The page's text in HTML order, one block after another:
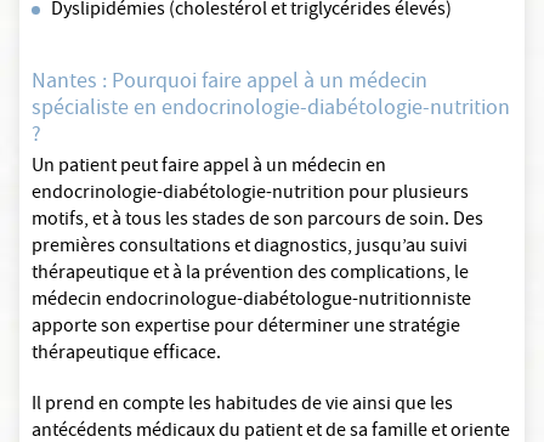
Dyslipidémies (cholestérol et triglycérides élevés)
Nantes : Pourquoi faire appel à un médecin
spécialiste en endocrinologie-diabétologie-nutrition
?
Un patient peut faire appel à un médecin en
endocrinologie-diabétologie-nutrition pour plusieurs
motifs, et à tous les stades de son parcours de soin. Des
premières consultations et diagnostics, jusqu’au suivi
thérapeutique et à la prévention des complications, le
médecin endocrinologue-diabétologue-nutritionniste
apporte son expertise pour déterminer une stratégie
thérapeutique efficace.
Il prend en compte les habitudes de vie ainsi que les
antécédents médicaux du patient et de sa famille et oriente